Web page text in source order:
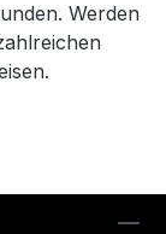
Werden